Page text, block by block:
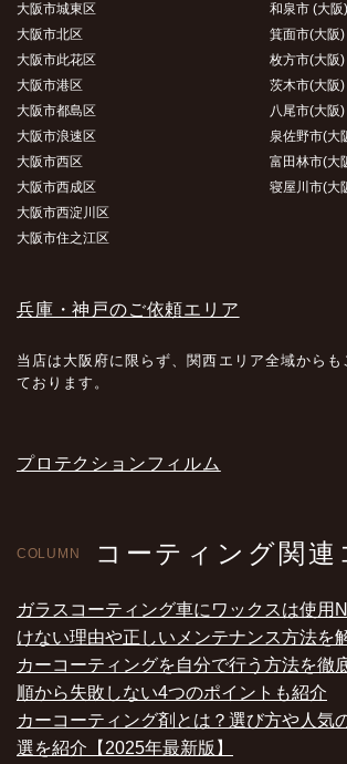
大阪市城東区
大阪市北区
大阪市此花区
大阪市港区
大阪市都島区
大阪市浪速区
大阪市西区
大阪市西成区
大阪市西淀川区
大阪市住之江区
和泉市 (大阪)
箕面市(大阪)
枚方市(大阪)
茨木市(大阪)
八尾市(大阪)
泉佐野市(大
富田林市(大
寝屋川市(大
兵庫・神戸のご依頼エリア
当店は大阪府に限らず、関西エリア全域から
ております。
プロテクションフィルム
COLUMN コーティング関連
ガラスコーティング車にワックスは使用
けない理由や正しいメンテナンス方法を
カーコーティングを自分で行う方法を徹
順から失敗しない4つのポイントも紹介
カーコーティング剤とは？選び方や人気
選を紹介【2025年最新版】